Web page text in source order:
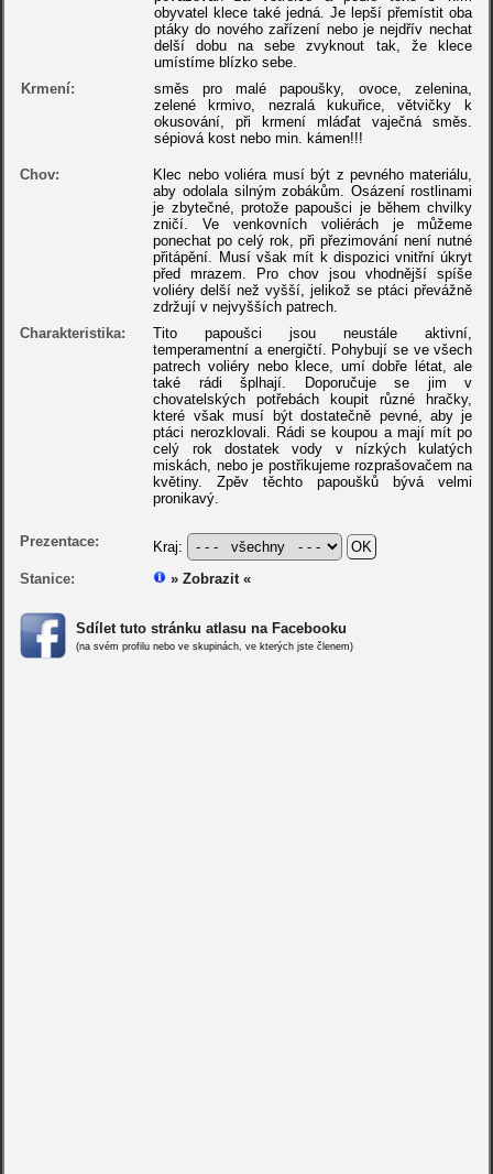
obyvatel klece také jedná. Je lepší přemístit oba
ptáky do nového zařízení nebo je nejdřív nechat
delší dobu na sebe zvyknout tak, že klece
umístíme blízko sebe.
Krmení:
směs pro malé papoušky, ovoce, zelenina,
zelené krmivo, nezralá kukuřice, větvičky k
okusování, při krmení mláďat vaječná směs.
sépiová kost nebo min. kámen!!!
Chov:
Klec nebo voliéra musí být z pevného materiálu,
aby odolala silným zobákům. Osázení rostlinami
je zbytečné, protože papoušci je během chvilky
zničí. Ve venkovních voliérách je můžeme
ponechat po celý rok, při přezimování není nutné
přitápění. Musí však mít k dispozici vnitřní úkryt
před mrazem. Pro chov jsou vhodnější spíše
voliéry delší než vyšší, jelikož se ptáci převážně
zdržují v nejvyšších patrech.
Charakteristika:
Tito papoušci jsou neustále aktivní,
temperamentní a energičtí. Pohybují se ve všech
patrech voliéry nebo klece, umí dobře létat, ale
také rádi šplhají. Doporučuje se jim v
chovatelských potřebách koupit různé hračky,
které však musí být dostatečně pevné, aby je
ptáci nerozklovali. Rádi se koupou a mají mít po
celý rok dostatek vody v nízkých kulatých
miskách, nebo je postřikujeme rozprašovačem na
květiny. Zpěv těchto papoušků bývá velmi
pronikavý.
Prezentace:
Kraj:
Stanice:
» Zobrazit «
Sdílet tuto stránku atlasu na Facebooku
(na svém profilu nebo ve skupinách, ve kterých jste členem)